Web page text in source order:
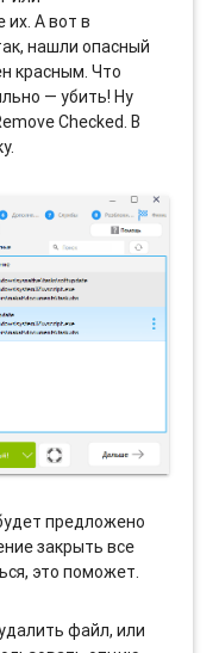
их. А вот в
нашли опасный
красным. Что
— убить! Ну
Checked. В
предложено
закрыть все
это поможет.
файл, или